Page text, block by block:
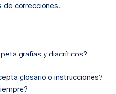
de correcciones.
grafías y diacríticos?
glosario o instrucciones?